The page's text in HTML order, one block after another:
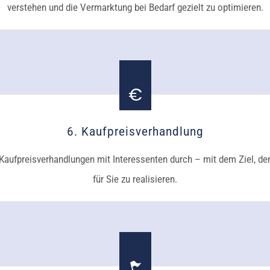
verstehen und die Vermarktung bei Bedarf gezielt zu optimieren.
6. Kaufpreisverhandlung
mit Interessenten durch – mit dem Ziel,
für Sie zu realisieren.